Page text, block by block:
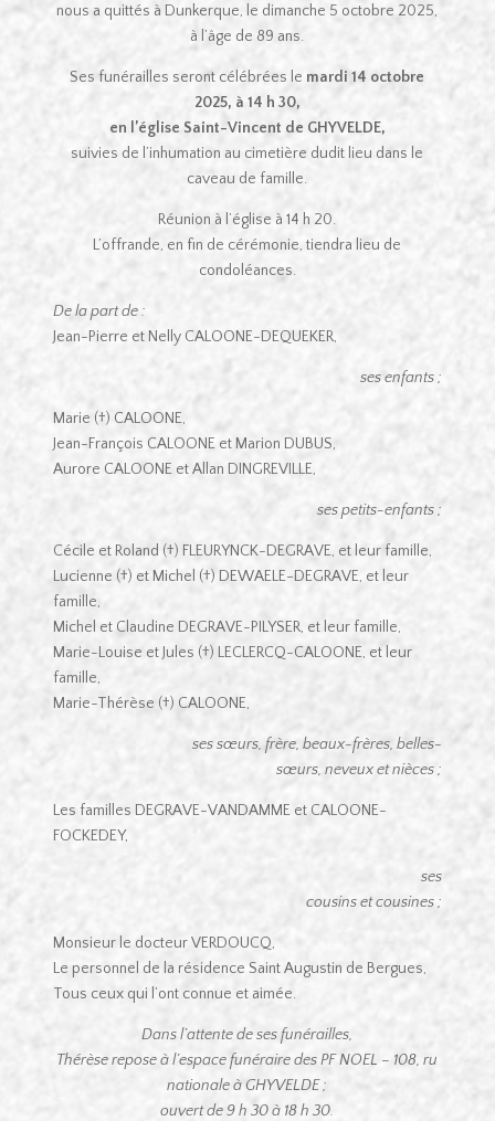
nous a quittés à Dunkerque, le dimanche 5 octobre 2025,
à l’âge de 89 ans.
Ses funérailles seront célébrées le mardi 14 octobre
2025, à 14 h 30,
en l’église Saint-Vincent de GHYVELDE,
suivies de l’inhumation au cimetière dudit lieu dans le
caveau de famille.
Réunion à l’église à 14 h 20.
L’offrande, en fin de cérémonie, tiendra lieu de
condoléances.
De la part de :
Jean-Pierre et Nelly CALOONE-DEQUEKER,
ses enfants ;
Marie (†) CALOONE,
Jean-François CALOONE et Marion DUBUS,
Aurore CALOONE et Allan DINGREVILLE,
ses petits-enfants ;
Cécile et Roland (†) FLEURYNCK-DEGRAVE, et leur famille,
Lucienne (†) et Michel (†) DEWAELE-DEGRAVE, et leur
famille,
Michel et Claudine DEGRAVE-PILYSER, et leur famille,
Marie-Louise et Jules (†) LECLERCQ-CALOONE, et leur
famille,
Marie-Thérèse (†) CALOONE,
ses sœurs, frère, beaux-frères, belles-
sœurs, neveux et nièces ;
Les familles DEGRAVE-VANDAMME et CALOONE-
FOCKEDEY,
ses
cousins et cousines ;
Monsieur le docteur VERDOUCQ,
Le personnel de la résidence Saint Augustin de Bergues,
Tous ceux qui l’ont connue et aimée.
Dans l’attente de ses funérailles,
Thérèse repose à l’espace funéraire des PF NOEL – 108, ru
nationale à GHYVELDE ;
ouvert de 9 h 30 à 18 h 30.